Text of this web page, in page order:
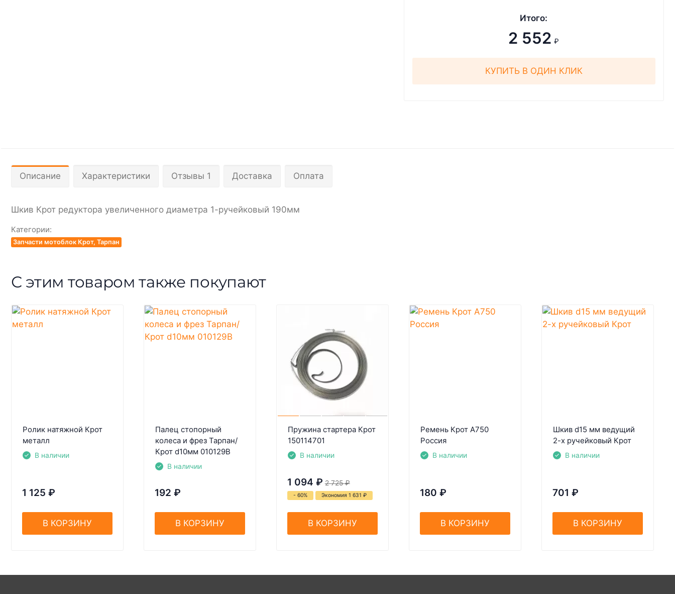
Итого:
2 552 ₽
КУПИТЬ В ОДИН КЛИК
Описание Характеристики Отзывы 1 Доставка Оплата
Шкив Крот редуктора увеличенного диаметра 1-ручейковый 190мм
Категории:
Запчасти мотоблок Крот, Тарпан
С этим товаром также покупают
Ролик натяжной Крот
металл
В наличии
1 125 ₽
В КОРЗИНУ
Палец стопорный
колеса и фрез Тарпан/
Крот d10мм 010129B
В наличии
192 ₽
В КОРЗИНУ
Пружина стартера Крот
150114701
В наличии
1 094 ₽ 2 725 ₽
- 60% Экономия 1 631 ₽
В КОРЗИНУ
Ремень Крот А750
Россия
В наличии
180 ₽
В КОРЗИНУ
Шкив d15 мм ведущий
2-х ручейковый Крот
В наличии
701 ₽
В КОРЗИНУ